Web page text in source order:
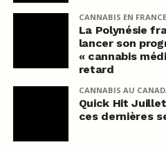
CANNABIS EN FRANCE
La Polynésie
lancer son
« cannabis
retard
CANNABIS AU
Quick Hit
ces dernières